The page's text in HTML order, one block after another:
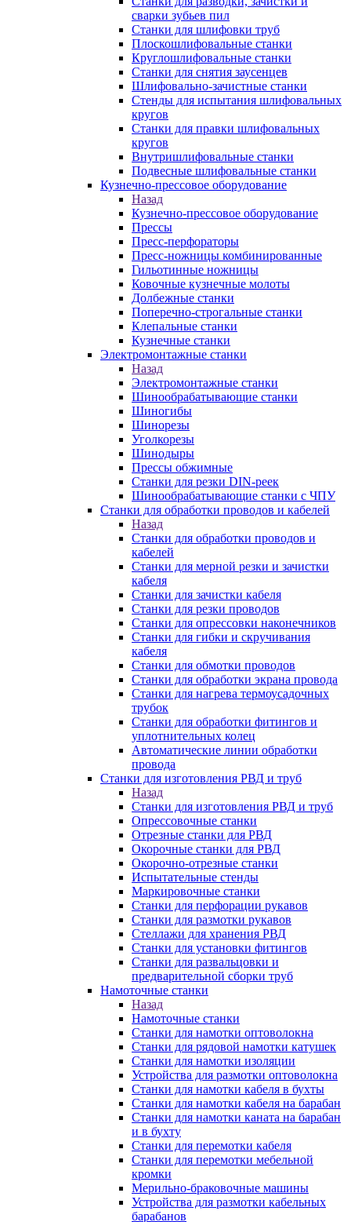
сварки зубьев пил
Станки для шлифовки труб
Плоскошлифовальные станки
Круглошлифовальные станки
Станки для снятия заусенцев
Шлифовально-зачистные станки
Стенды для испытания шлифовальных
кругов
Станки для правки шлифовальных
кругов
Внутришлифовальные станки
Подвесные шлифовальные станки
Кузнечно-прессовое оборудование
Назад
Кузнечно-прессовое оборудование
Прессы
Пресс-перфораторы
Пресс-ножницы комбинированные
Гильотинные ножницы
Ковочные кузнечные молоты
Долбежные станки
Поперечно-строгальные станки
Клепальные станки
Кузнечные станки
Электромонтажные станки
Назад
Электромонтажные станки
Шинообрабатывающие станки
Шиногибы
Шинорезы
Уголкорезы
Шинодыры
Прессы обжимные
Станки для резки DIN-реек
Шинообрабатывающие станки с ЧПУ
Станки для обработки проводов и кабелей
Назад
Станки для обработки проводов и
кабелей
Станки для мерной резки и зачистки
кабеля
Станки для зачистки кабеля
Станки для резки проводов
Станки для опрессовки наконечников
Станки для гибки и скручивания
кабеля
Станки для обмотки проводов
Станки для обработки экрана провода
Станки для нагрева термоусадочных
трубок
Станки для обработки фитингов и
уплотнительных колец
Автоматические линии обработки
провода
Станки для изготовления РВД и труб
Назад
Станки для изготовления РВД и труб
Опрессовочные станки
Отрезные станки для РВД
Окорочные станки для РВД
Окорочно-отрезные станки
Испытательные стенды
Маркировочные станки
Станки для перфорации рукавов
Станки для размотки рукавов
Стеллажи для хранения РВД
Станки для установки фитингов
Станки для развальцовки и
предварительной сборки труб
Намоточные станки
Назад
Намоточные станки
Станки для намотки оптоволокна
Станки для рядовой намотки катушек
Станки для намотки изоляции
Устройства для размотки оптоволокна
Станки для намотки кабеля в бухты
Станки для намотки кабеля на барабан
Станки для намотки каната на барабан
и в бухту
Станки для перемотки кабеля
Станки для перемотки мебельной
кромки
Мерильно-браковочные машины
Устройства для размотки кабельных
барабанов